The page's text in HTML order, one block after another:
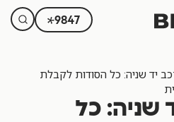
9847
יד שניה: כל הסודות לקבלת
שניה: כל